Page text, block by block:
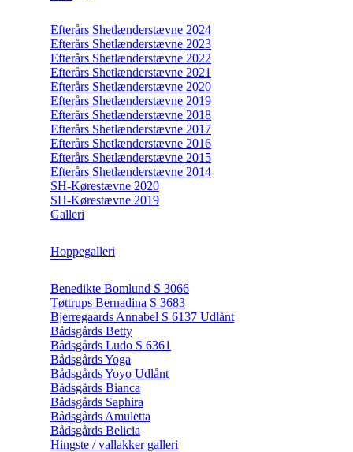
Efterårs Shetlænderstævne 2024
Efterårs Shetlænderstævne 2023
Efterårs Shetlænderstævne 2022
Efterårs Shetlænderstævne 2021
Efterårs Shetlænderstævne 2020
Efterårs Shetlænderstævne 2019
Efterårs Shetlænderstævne 2018
Efterårs Shetlænderstævne 2017
Efterårs Shetlænderstævne 2016
Efterårs Shetlænderstævne 2015
Efterårs Shetlænderstævne 2014
SH-Kørestævne 2020
SH-Kørestævne 2019
Galleri
Hoppegalleri
Benedikte Bomlund S 3066
Tøttrups Bernadina S 3683
Bjerregaards Annabel S 6137 Udlånt
Bådsgårds Betty
Bådsgårds Ludo S 6361
Bådsgårds Yoga
Bådsgårds Yoyo Udlånt
Bådsgårds Bianca
Bådsgårds Saphira
Bådsgårds Amuletta
Bådsgårds Belicia
Hingste / vallakker galleri